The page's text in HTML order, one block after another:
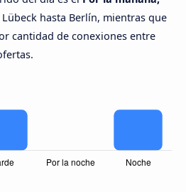
hasta Berlín, mientras que
cantidad de conexiones entre